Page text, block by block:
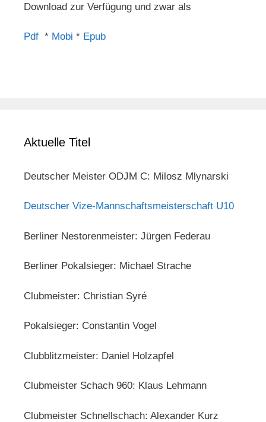
Download zur Verfügung und zwar als
Pdf * Mobi * Epub
Aktuelle Titel
Deutscher Meister ODJM C: Milosz Mlynarski
Deutscher Vize-Mannschaftsmeisterschaft U10
Berliner Nestorenmeister: Jürgen Federau
Berliner Pokalsieger: Michael Strache
Clubmeister: Christian Syré
Pokalsieger: Constantin Vogel
Clubblitzmeister: Daniel Holzapfel
Clubmeister Schach 960: Klaus Lehmann
Clubmeister Schnellschach: Alexander Kurz